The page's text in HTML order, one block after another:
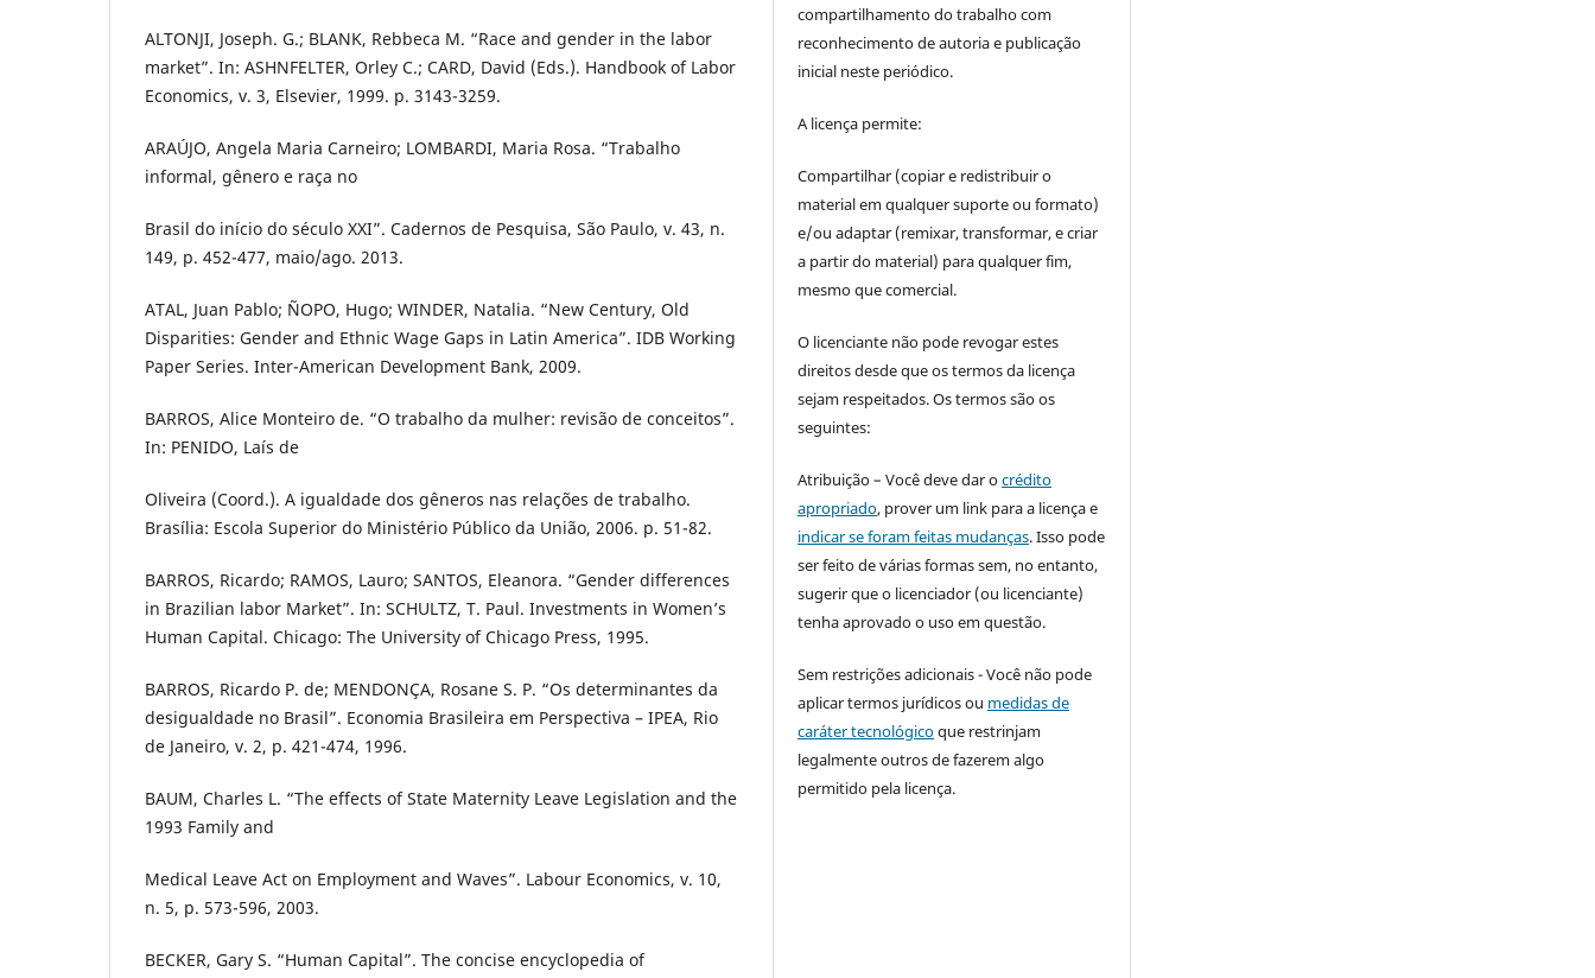
ALTONJI, Joseph. G.; BLANK, Rebbeca M. “Race and gender in the labor
market”. In: ASHNFELTER, Orley C.; CARD, David (Eds.). Handbook of Labor
Economics, v. 3, Elsevier, 1999. p. 3143-3259.
ARAÚJO, Angela Maria Carneiro; LOMBARDI, Maria Rosa. “Trabalho
informal, gênero e raça no
Brasil do início do século XXI”. Cadernos de Pesquisa, São Paulo, v. 43, n.
149, p. 452-477, maio/ago. 2013.
ATAL, Juan Pablo; ÑOPO, Hugo; WINDER, Natalia. “New Century, Old
Disparities: Gender and Ethnic Wage Gaps in Latin America”. IDB Working
Paper Series. Inter-American Development Bank, 2009.
BARROS, Alice Monteiro de. “O trabalho da mulher: revisão de conceitos”.
In: PENIDO, Laís de
Oliveira (Coord.). A igualdade dos gêneros nas relações de trabalho.
Brasília: Escola Superior do Ministério Público da União, 2006. p. 51-82.
BARROS, Ricardo; RAMOS, Lauro; SANTOS, Eleanora. “Gender differences
in Brazilian labor Market”. In: SCHULTZ, T. Paul. Investments in Women’s
Human Capital. Chicago: The University of Chicago Press, 1995.
BARROS, Ricardo P. de; MENDONÇA, Rosane S. P. “Os determinantes da
desigualdade no Brasil”. Economia Brasileira em Perspectiva – IPEA, Rio
de Janeiro, v. 2, p. 421-474, 1996.
BAUM, Charles L. “The effects of State Maternity Leave Legislation and the
1993 Family and
Medical Leave Act on Employment and Waves”. Labour Economics, v. 10,
n. 5, p. 573-596, 2003.
BECKER, Gary S. “Human Capital”. The concise encyclopedia of
compartilhamento do trabalho com
reconhecimento de autoria e publicação
inicial neste periódico.
A licença permite:
Compartilhar (copiar e redistribuir o
material em qualquer suporte ou formato)
e/ou adaptar (remixar, transformar, e criar
a partir do material) para qualquer fim,
mesmo que comercial.
O licenciante não pode revogar estes
direitos desde que os termos da licença
sejam respeitados. Os termos são os
seguintes:
Atribuição – Você deve dar ocrédito
apropriado, prover um link para a licença e
indicar se foram feitas mudanças. Isso pode
ser feito de várias formas sem, no entanto,
sugerir que o licenciador (ou licenciante)
tenha aprovado o uso em questão.
Sem restrições adicionais - Você não pode
aplicar termos jurídicos ou medidas de
caráter tecnológicoque restrinjam
legalmente outros de fazerem algo
permitido pela licença.